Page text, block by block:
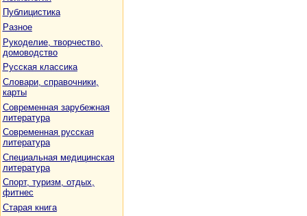
Публицистика
Разное
Рукоделие, творчество,
домоводство
Русская классика
Словари, справочники,
карты
Современная зарубежная
литература
Современная русская
литература
Специальная медицинская
литература
Спорт, туризм, отдых,
фитнес
Старая книга